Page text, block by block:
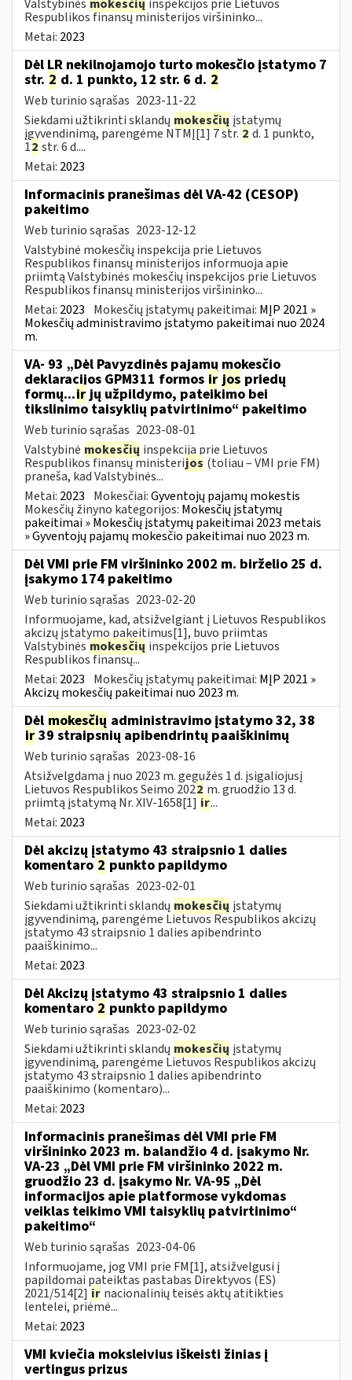
Valstybinės mokesčių inspekcijos prie Lietuvos
Respublikos finansų ministerijos viršininko...
Metai: 2023
Dėl LR nekilnojamojo turto mokesčio įstatymo 7
str. 2 d. 1 punkto, 12 str. 6 d. 2
Web turinio sąrašas 2023-11-22
Siekdami užtikrinti sklandų mokesčių įstatymų
įgyvendinimą, parengėme NTMĮ[1] 7 str. 2 d. 1 punkto,
12 str. 6 d....
Metai: 2023
Informacinis pranešimas dėl VA-42 (CESOP)
pakeitimo
Web turinio sąrašas 2023-12-12
Valstybinė mokesčių inspekcija prie Lietuvos
Respublikos finansų ministerijos informuoja apie
priimtą Valstybinės mokesčių inspekcijos prie Lietuvos
Respublikos finansų ministerijos viršininko...
Metai: 2023 Mokesčių įstatymų pakeitimai: MĮP 2021 »
Mokesčių administravimo įstatymo pakeitimai nuo 2024
m.
VA- 93 „Dėl Pavyzdinės pajamų mokesčio
deklaracijos GPM311 formos ir jos priedų
formų...irjų užpildymo, pateikimo bei
tikslinimo taisyklių patvirtinimo“ pakeitimo
Web turinio sąrašas 2023-08-01
Valstybinė mokesčių inspekcija prie Lietuvos
Respublikos finansų ministerijos (toliau – VMI prie FM)
praneša, kad Valstybinės...
Metai: 2023 Mokesčiai:Gyventojų pajamų mokestis
Mokesčių žinyno kategorijos: Mokesčių įstatymų
pakeitimai » Mokesčių įstatymų pakeitimai 2023 metais
» Gyventojų pajamų mokesčio pakeitimai nuo 2023 m.
Dėl VMI prie FM viršininko 2002 m. birželio 25 d.
įsakymo 174 pakeitimo
Web turinio sąrašas 2023-02-20
Informuojame, kad, atsižvelgiant į Lietuvos Respublikos
akcizų įstatymo pakeitimus[1], buvo priimtas
Valstybinės mokesčių inspekcijos prie Lietuvos
Respublikos finansų...
Metai: 2023 Mokesčių įstatymų pakeitimai: MĮP 2021 »
Akcizų mokesčių pakeitimai nuo 2023 m.
Dėl mokesčių administravimo įstatymo 32, 38
ir 39 straipsnių apibendrintų paaiškinimų
Web turinio sąrašas 2023-08-16
Atsižvelgdama į nuo 2023 m. gegužės 1 d. įsigaliojusį
Lietuvos Respublikos Seimo 2022 m. gruodžio 13 d.
priimtą įstatymą Nr. XIV-1658[1]ir...
Metai: 2023
Dėl akcizų įstatymo 43 straipsnio 1 dalies
komentaro 2 punkto papildymo
Web turinio sąrašas 2023-02-01
Siekdami užtikrinti sklandų mokesčių įstatymų
įgyvendinimą, parengėme Lietuvos Respublikos akcizų
įstatymo 43 straipsnio 1 dalies apibendrinto
paaiškinimo...
Metai: 2023
Dėl Akcizų įstatymo 43 straipsnio 1 dalies
komentaro 2 punkto papildymo
Web turinio sąrašas 2023-02-02
Siekdami užtikrinti sklandų mokesčių įstatymų
įgyvendinimą, parengėme Lietuvos Respublikos akcizų
įstatymo 43 straipsnio 1 dalies apibendrinto
paaiškinimo (komentaro)...
Metai: 2023
Informacinis pranešimas dėl VMI prie FM
viršininko 2023 m. balandžio 4 d. įsakymo Nr.
VA-23 „Dėl VMI prie FM viršininko 2022 m.
gruodžio 23 d. įsakymo Nr. VA-95 „Dėl
informacijos apie platformose vykdomas
veiklas teikimo VMI taisyklių patvirtinimo“
pakeitimo“
Web turinio sąrašas 2023-04-06
Informuojame, jog VMI prie FM[1], atsižvelgusi į
papildomai pateiktas pastabas Direktyvos (ES)
2021/514[2] ir nacionalinių teisės aktų atitikties
lentelei, priėmė...
Metai: 2023
VMI kviečia moksleivius iškeisti žinias į
vertingus prizus